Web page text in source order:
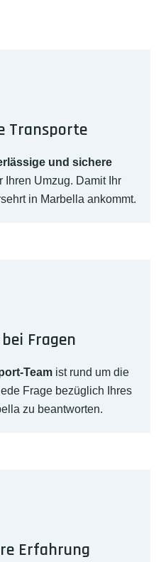
Transporte
und sichere
Ihren Umzug. Damit Ihr
in Marbella ankommt.
Fragen
Teamist rund um die
Frage bezüglich Ihres
zu beantworten.
Erfahrung